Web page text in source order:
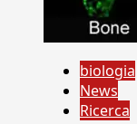
biologia
News
Ricerca